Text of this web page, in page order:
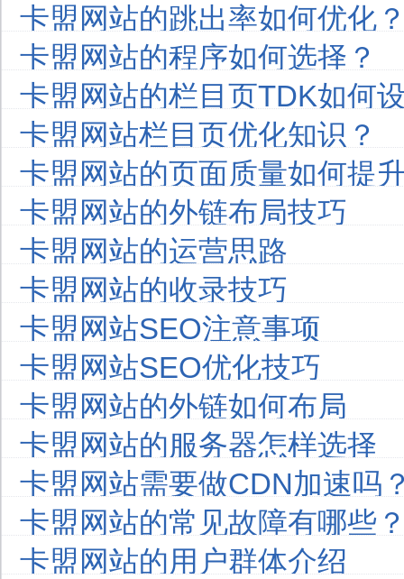
卡盟网站的跳出率如何优化
卡盟网站的程序如何选择？
卡盟网站的栏目页TDK如何
卡盟网站栏目页优化知识？
卡盟网站的页面质量如何提
卡盟网站的外链布局技巧
卡盟网站的运营思路
卡盟网站的收录技巧
卡盟网站SEO注意事项
卡盟网站SEO优化技巧
卡盟网站的外链如何布局
卡盟网站的服务器怎样选择
卡盟网站需要做CDN加速吗
卡盟网站的常见故障有哪些
卡盟网站的用户群体介绍